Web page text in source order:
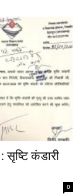
कंडारी
0